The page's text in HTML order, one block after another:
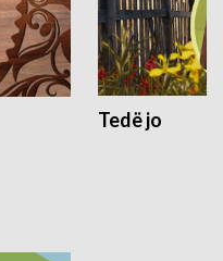
Tedë jo